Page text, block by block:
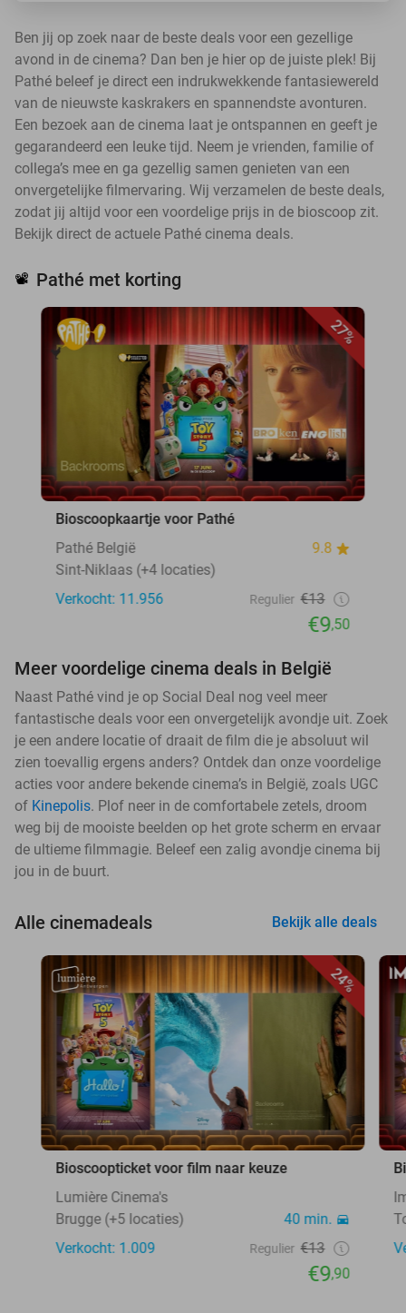
Ben jij op zoek naar de beste deals voor een gezellige
avond in de cinema? Dan ben je hier op de juiste plek! Bij
Pathé beleef je direct een indrukwekkende fantasiewereld
van de nieuwste kaskrakers en spannendste avonturen.
Een bezoek aan de cinema laat je ontspannen en geeft je
gegarandeerd een leuke tijd. Neem je vrienden, familie of
collega’s mee en ga gezellig samen genieten van een
onvergetelijke filmervaring. Wij verzamelen de beste deals,
zodat jij altijd voor een voordelige prijs in de bioscoop zit.
Bekijk direct de actuele Pathé cinema deals.
📽️ Pathé met korting
27%
Bioscoopkaartje voor Pathé
Pathé België
9.8
Sint-Niklaas (+4 locaties)
Verkocht: 11.956
Regulier €13
€9,50
Meer voordelige cinema deals in België
Naast Pathé vind je op Social Deal nog veel meer
fantastische deals voor een onvergetelijk avondje uit. Zoek
je een andere locatie of draait de film die je absoluut wil
zien toevallig ergens anders? Ontdek dan onze voordelige
acties voor andere bekende cinema’s in België, zoals UGC
of Kinepolis. Plof neer in de comfortabele zetels, droom
weg bij de mooiste beelden op het grote scherm en ervaar
de ultieme filmmagie. Beleef een zalig avondje cinema bij
jou in de buurt.
Alle cinemadeals Bekijk alle deals
24%
Bioscoopticket voor film naar keuze
Lumière Cinema's
Brugge (+5 locaties)
40 min.
Verkocht: 1.009
Regulier €13
€9,90